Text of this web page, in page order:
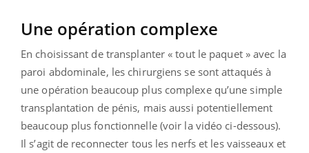
Une opération complexe
En choisissant de transplanter « tout le paquet » avec la
paroi abdominale, les chirurgiens se sont attaqués à
une opération beaucoup plus complexe qu’une simple
transplantation de pénis, mais aussi potentiellement
beaucoup plus fonctionnelle (voir la vidéo ci-dessous).
Il s’agit de reconnecter tous les nerfs et les vaisseaux et